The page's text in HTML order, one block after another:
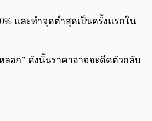
0:00 /0:00
และทำจุดต่ำสุดเป็นครั้งแรกใน
ลอก” ดังนั้นราคาอาจจะดีดตัวกลับ